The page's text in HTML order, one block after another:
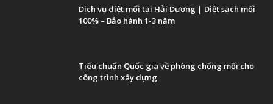
Dịch vụ diệt mối tại Hải Dương | Diệt sạch mối
100% – Bảo hành 1-3 năm
Tiêu chuẩn Quốc gia về phòng chống mối cho
công trình xây dựng